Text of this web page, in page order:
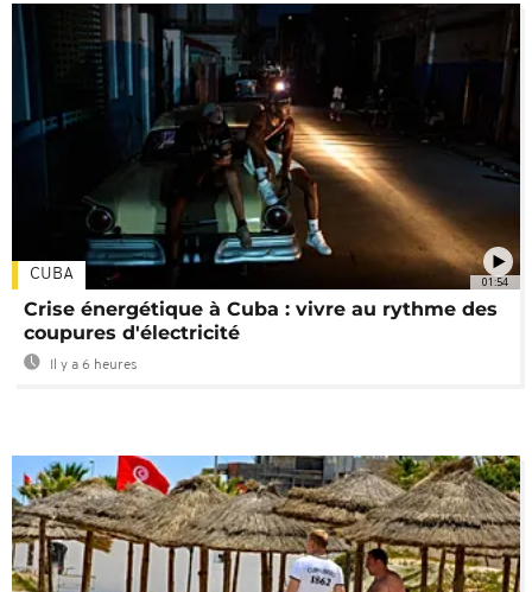
01:54
CUBA
Crise énergétique à Cuba : vivre au rythme des
coupures d'électricité
Il y a 6 heures